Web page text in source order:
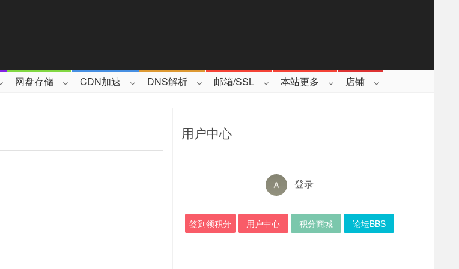
网盘存储 CDN加速 DNS解析 邮箱/SSL 本站更多 店铺
用户中心
登录
签到领积分 用户中心 积分商城 论坛BBS